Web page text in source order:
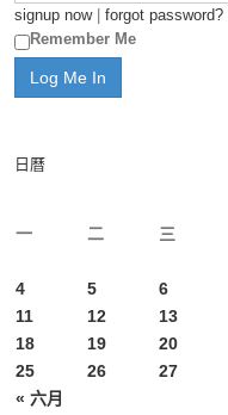
signup now| forgot password?
Remember Me
日曆
一
二 三
« 六月
4
5 6
11
12 13
18
19 20
25
26 27